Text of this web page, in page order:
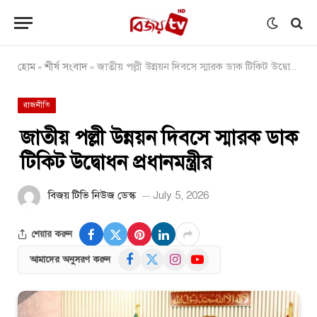
হোম»শীর্ষ সংবাদ »জাতীয় পল্লী উন্নয়ন দিবসে স্মারক ডাক টিকিট উদ্বোধন প্রধানমন্ত্রীর
রাজনীতি
জাতীয় পল্লী উন্নয়ন দিবসে স্মারক ডাক
টিকিট উদ্বোধন প্রধানমন্ত্রীর
বিজয় টিভি নিউজ ডেস্ক July 5, 2026
শেয়ার করুন
আমাদের অনুসরণ করুন Facebook InstagramYouTube